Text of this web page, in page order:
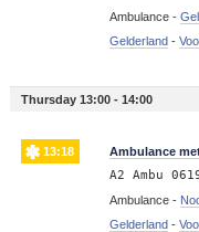
Ambulance -
Gelderland-
Thursday 13:00 - 14:00
13:18 Ambulance
A2 Ambu
Ambulance -
Gelderland-